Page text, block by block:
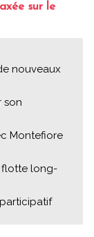
sur le
nouveaux
son
Montefiore
flotte long-